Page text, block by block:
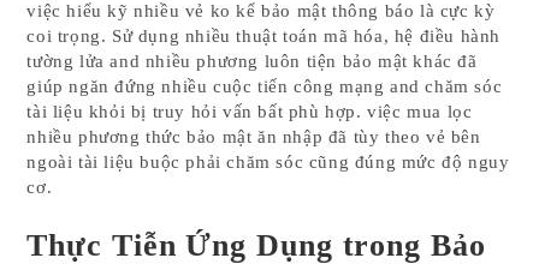
việc hiểu kỹ nhiều vẻ ko kể bảo mật thông báo là cực kỳ
coi trọng. Sử dụng nhiều thuật toán mã hóa, hệ điều hành
tường lửa and nhiều phương luôn tiện bảo mật khác đã
giúp ngăn đứng nhiều cuộc tiến công mạng and chăm sóc
tài liệu khỏi bị truy hỏi vấn bất phù hợp. việc mua lọc
nhiều phương thức bảo mật ăn nhập đã tùy theo vẻ bên
ngoài tài liệu buộc phải chăm sóc cũng đúng mức độ nguy
cơ.
Thực Tiễn Ứng Dụng trong Bảo